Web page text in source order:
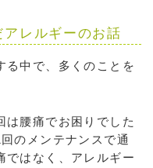
レルギーのお話
る中で、多くのことを
は腰痛でお困りでした
のメンテナンスで通
ではなく、アレルギー